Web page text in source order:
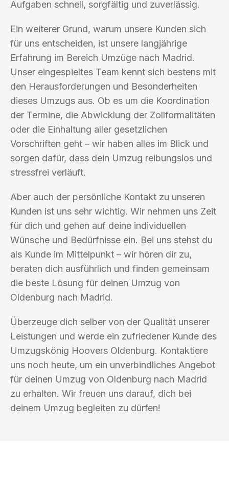
Aufgaben schnell, sorgfältig und zuverlässig.
Ein weiterer Grund, warum unsere Kunden sich
für uns entscheiden, ist unsere langjährige
Erfahrung im Bereich Umzüge nach Madrid.
Unser eingespieltes Team kennt sich bestens mit
den Herausforderungen und Besonderheiten
dieses Umzugs aus. Ob es um die Koordination
der Termine, die Abwicklung der Zollformalitäten
oder die Einhaltung aller gesetzlichen
Vorschriften geht – wir haben alles im Blick und
sorgen dafür, dass dein Umzug reibungslos und
stressfrei verläuft.
Aber auch der persönliche Kontakt zu unseren
Kunden ist uns sehr wichtig. Wir nehmen uns Zeit
für dich und gehen auf deine individuellen
Wünsche und Bedürfnisse ein. Bei uns stehst du
als Kunde im Mittelpunkt – wir hören dir zu,
beraten dich ausführlich und finden gemeinsam
die beste Lösung für deinen Umzug von
Oldenburg nach Madrid.
Überzeuge dich selber von der Qualität unserer
Leistungen und werde ein zufriedener Kunde des
Umzugskönig Hoovers Oldenburg. Kontaktiere
uns noch heute, um ein unverbindliches Angebot
für deinen Umzug von Oldenburg nach Madrid
zu erhalten. Wir freuen uns darauf, dich bei
deinem Umzug begleiten zu dürfen!